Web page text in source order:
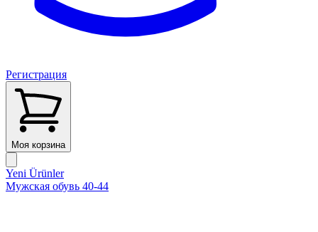
Регистрация
Моя корзина
Yeni Ürünler
Мужская обувь 40-44